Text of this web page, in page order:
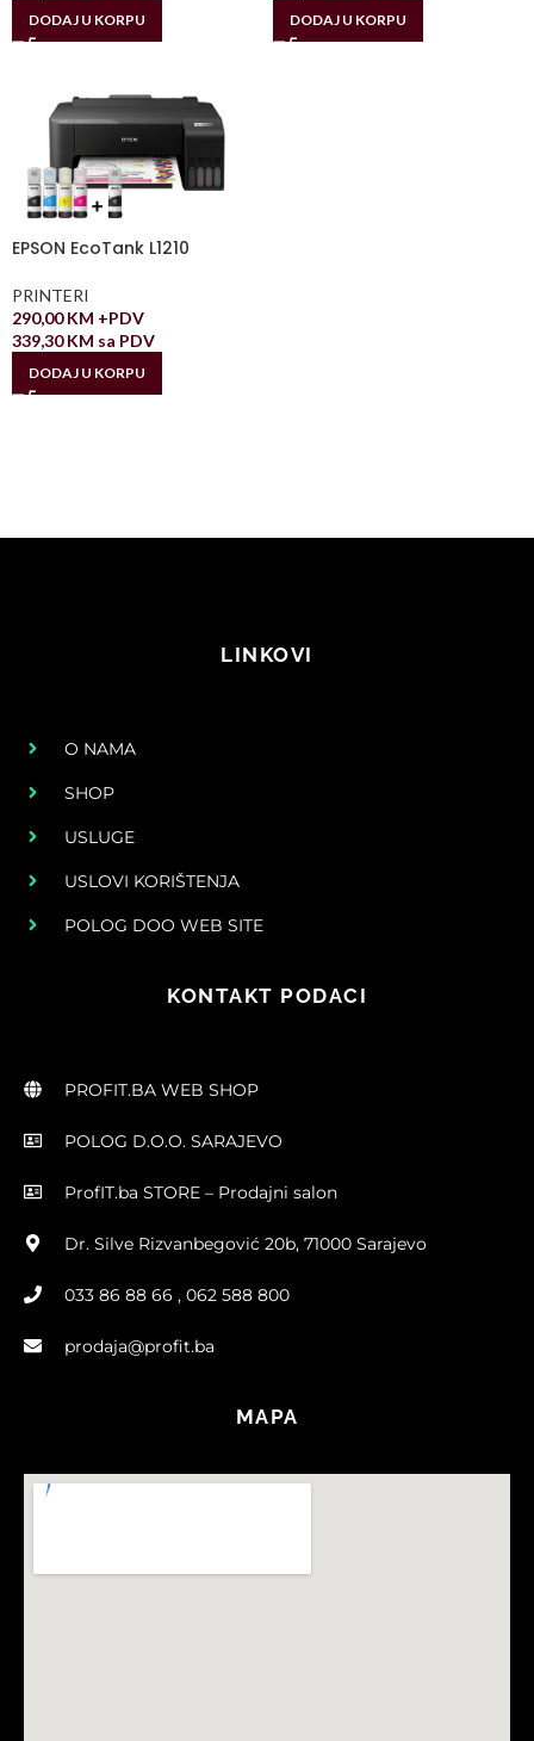
DODAJ U KORPU DODAJ U KORPU
EPSON EcoTank L1210
PRINTERI
290,00KM +PDV
339,30KM sa PDV
DODAJ U KORPU
LINKOVI
O NAMA
SHOP
USLUGE
USLOVI KORIŠTENJA
POLOG DOO WEB SITE
KONTAKT PODACI
PROFIT.BA WEB SHOP
POLOG D.O.O. SARAJEVO
ProfIT.ba STORE – Prodajni salon
Dr. Silve Rizvanbegović 20b, 71000 Sarajevo
033 86 88 66 , 062 588 800
prodaja@profit.ba
MAPA